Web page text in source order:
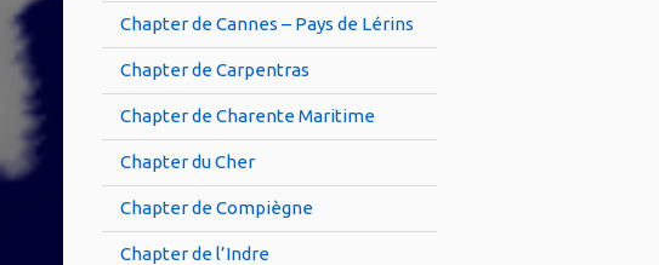
Chapter de Cannes – Pays de Lérins
Chapter de Carpentras
Chapter de Charente Maritime
Chapter du Cher
Chapter de Compiègne
Chapter de l’Indre